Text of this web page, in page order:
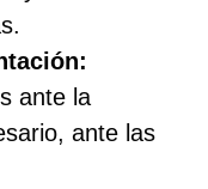
ante la
ante las